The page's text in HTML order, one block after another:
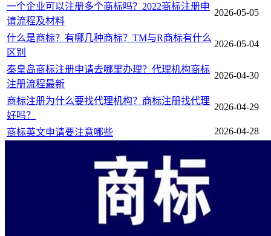
一个企业可以注册多个商标吗？2022商标注册申
请流程及材料
2026-05-05
什么是商标？有哪几种商标？TM与R商标有什么
区别
2026-05-04
秦皇岛商标注册申请去哪里办理？代理机构商标
注册流程最新
2026-04-30
商标注册为什么要找代理机构？商标注册找代理
好吗？
2026-04-29
商标英文申请要注意哪些 2026-04-28